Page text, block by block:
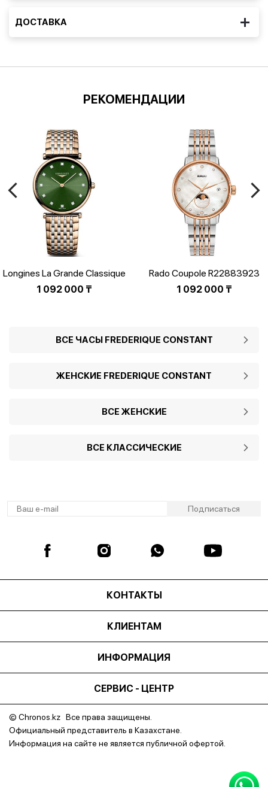
ДОСТАВКА
РЕКОМЕНДАЦИИ
Longines La Grande Classique
de Longines L4.512.1.08.7
1 092 000 ₸
Rado Coupole R22883923
1 092 000 ₸
ВСЕ ЧАСЫ FREDERIQUE CONSTANT
ЖЕНСКИЕ FREDERIQUE CONSTANT
ВСЕ ЖЕНСКИЕ
ВСЕ КЛАССИЧЕСКИЕ
КОНТАКТЫ
КЛИЕНТАМ
ИНФОРМАЦИЯ
СЕРВИС - ЦЕНТР
© Chronos.kz Все права защищены.
Официальный представитель в Казахстане.
Информация на сайте не является публичной офертой.